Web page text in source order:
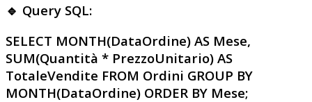
🔹 Query SQL:
SELECT MONTH(DataOrdine) AS Mese,
SUM(Quantità * PrezzoUnitario) AS
TotaleVendite FROM Ordini GROUP BY
MONTH(DataOrdine) ORDER BY Mese;